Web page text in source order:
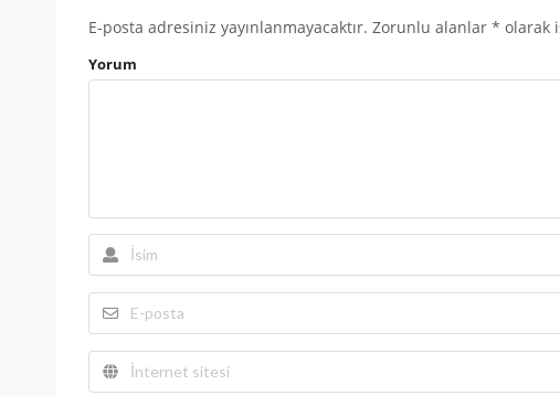
E-posta adresiniz yayınlanmayacaktır. Zorunlu alanlar * olarak
Yorum